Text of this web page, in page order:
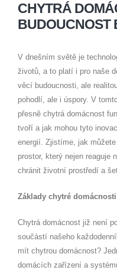
CHYTRÁ
BUDOUCNOST
V dnešním světě je
životů, a to platí i pro naše
věcí budoucnosti, ale
pohodlí, ale i úspory. V
přesně chytrá domácnost
tvoří a jak mohou tyto
energií. Zjistíme, jak
prostor, který nejen reaguje
chránit životní prostředí a
Základy chytré domácnosti
Chytrá domácnost již není
součástí našeho
mít chytrou domácnost?
domácích zařízení a